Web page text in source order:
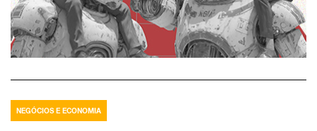
NEGÓCIOS E ECONOMIA